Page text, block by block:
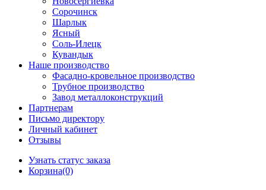
Сорочинск
Шарлык
Ясный
Соль-Илецк
Кувандык
Наше производство
Фасадно-кровельное производство
Трубное производство
Завод металлоконструкций
Партнерам
Письмо директору
Личный кабинет
Отзывы
Узнать статус заказа
Корзина(0)